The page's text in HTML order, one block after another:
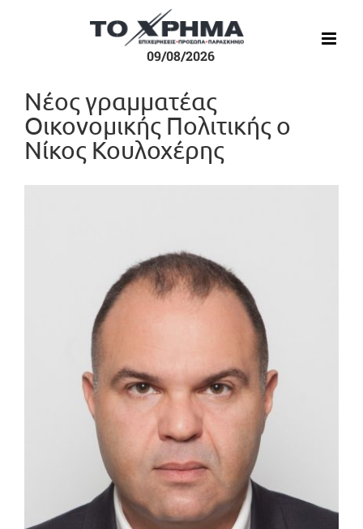
09/08/2026
Νέος γραμματέας
Οικονομικής Πολιτικής ο
Νίκος Κουλοχέρης